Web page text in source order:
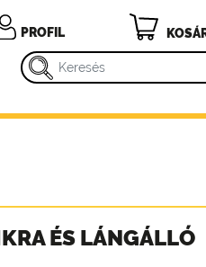
PROFIL
ÉS LÁNGÁLLÓ